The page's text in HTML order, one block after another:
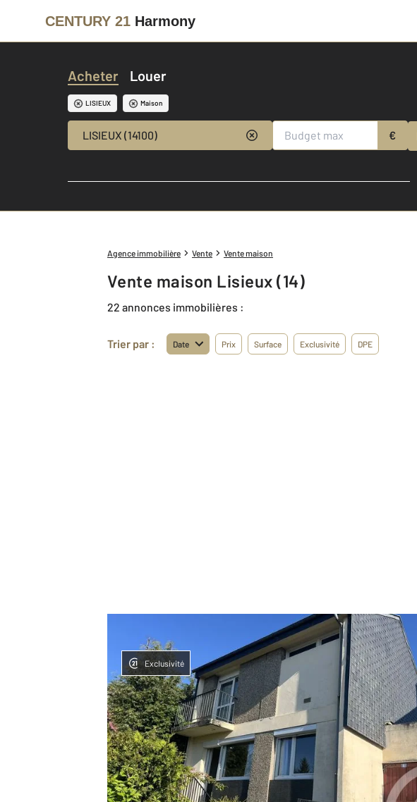
CENTURY 21 Harmony
Acheter Louer
LISIEUX Maison
LISIEUX (14100) €
Agence immobilière Vente Vente maison
Vente maison Lisieux (14)
22 annonces immobilières :
Trier par : Date Prix Surface Exclusivité DPE
Exclusivité